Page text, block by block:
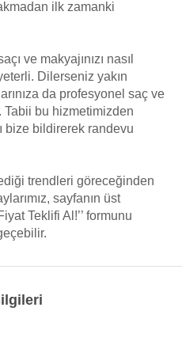
ilk zamanki
ve makyajınızı nasıl
Dilerseniz yakın
da profesyonel saç ve
bu hizmetimizden
bize bildirerek randevu
trendleri göreceğinden
sayfanın üst
Teklifi Al!’’ formunu